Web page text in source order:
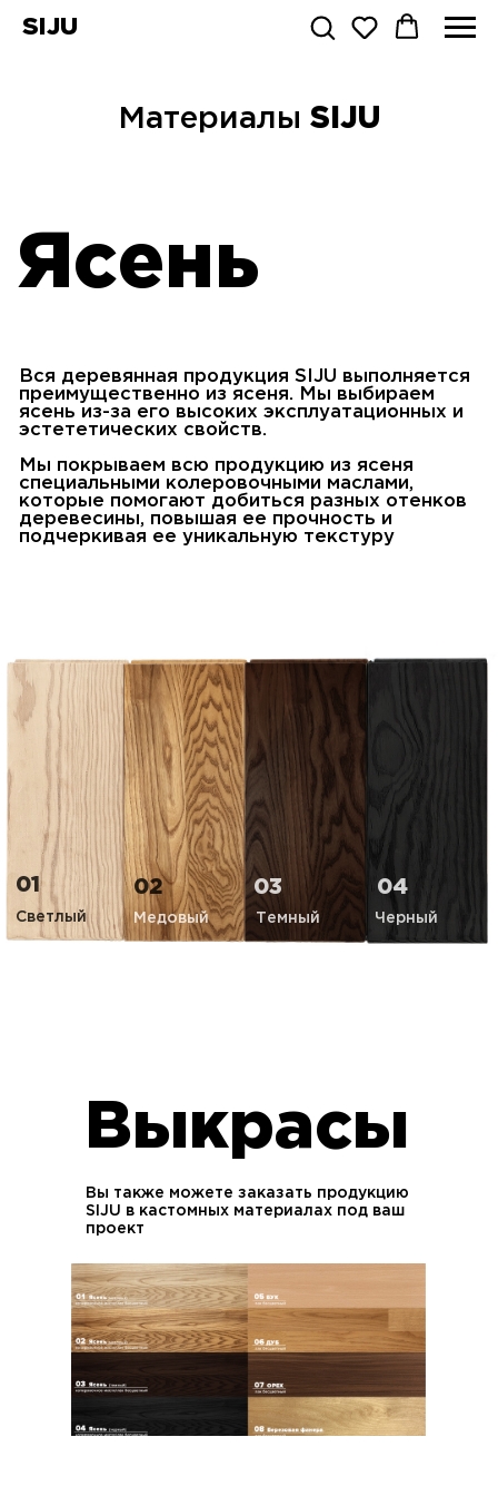
SIJU
Материалы SIJU
Вся деревянная продукция SIJU выполняется
преимущественно из ясеня. Мы выбираем
деревесины, повышая ее прочность и
подчеркивая ее уникальную текстуру
Черный
Выкрасы
Вы также можете заказать продукцию
SIJU в кастомных материалах под ваш
проект